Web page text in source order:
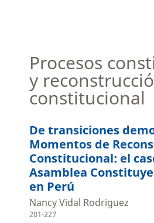
Procesos
y
constitucional
De transiciones
Momentos de
Constitucional: el
Asamblea
en Perú
Nancy Vidal Rodriguez
201-227